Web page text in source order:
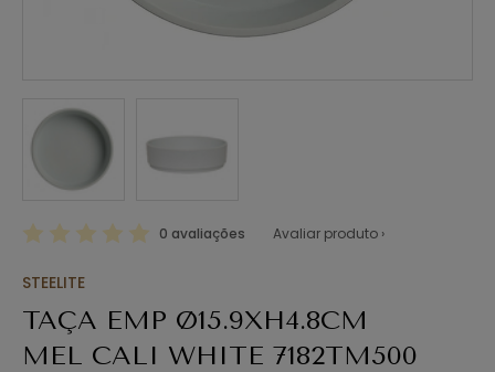
0 avaliações Avaliar produto ›
STEELITE
TAÇA EMP Ø15.9XH4.8CM
MEL CALI WHITE 7182TM500